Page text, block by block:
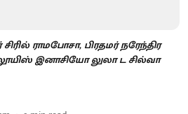
ராமபோசா, பிரதமர் நரேந்திர
லூயிஸ் இனாசியோ லுலா ட சில்வா